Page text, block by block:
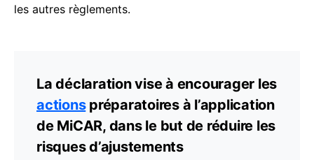
les autres règlements.
La déclaration vise à encourager les
actionspréparatoires à l’application
de MiCAR, dans le but de réduire les
risques d’ajustements